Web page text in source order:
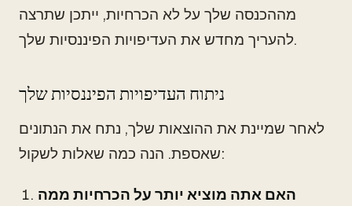
מההכנסה שלך על לא הכרחיות, ייתכן שתרצה
להעריך מחדש את העדיפויות הפיננסיות שלך.
ניתוח העדיפויות הפיננסיות שלך
לאחר שמיינת את ההוצאות שלך, נתח את הנתונים
שאספת. הנה כמה שאלות לשקול:
האם אתה מוציא יותר על הכרחיות ממה